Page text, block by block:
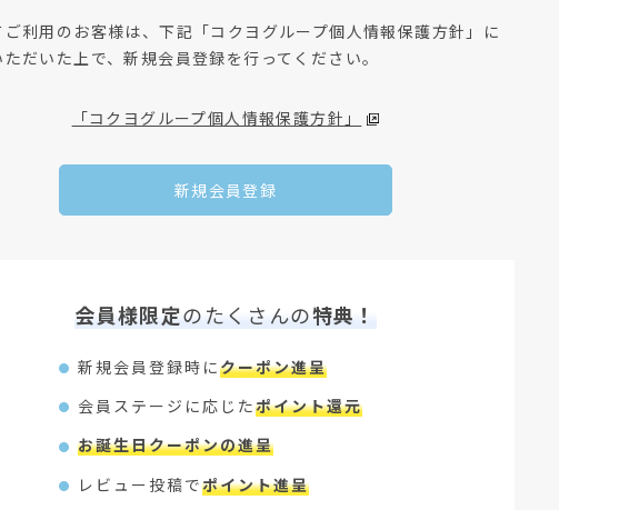
ご利用のお客様は、下記「コクヨグループ個人情報保護方針」に
だいた上で、新規会員登録を行ってください。
「コクヨグループ個人情報保護方針」
新規会員登録
会員様限定のたくさんの特典！
新規会員登録時にクーポン進呈
会員ステージに応じたポイント還元
お誕生日クーポンの進呈
レビュー投稿でポイント進呈